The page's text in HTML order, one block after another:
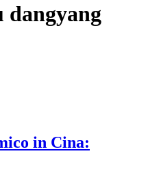
dangyang
in Cina: